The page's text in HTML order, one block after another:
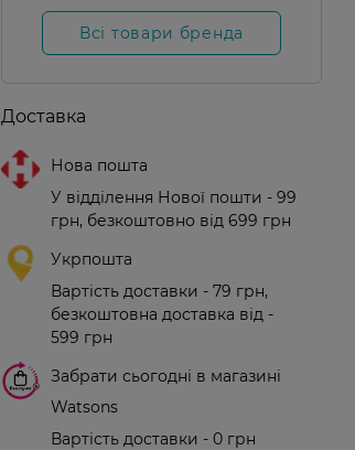
Всі товари бренда
Доставка
Нова пошта
У відділення Нової пошти - 99
грн, безкоштовно від 699 грн
Укрпошта
Вартість доставки - 79 грн,
безкоштовна доставка від -
599 грн
Забрати сьогодні в магазині
Watsons
Вартість доставки - 0 грн